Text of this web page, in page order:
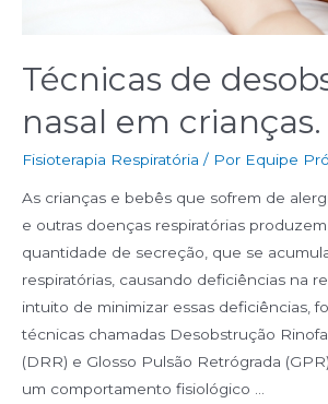
Técnicas de
nasal em crianças.
Fisioterapia Respiratória / Por Equipe
As crianças e bebês que sofrem de
e outras doenças respiratórias
quantidade de secreção, que se
respiratórias, causando deficiências na
intuito de minimizar essas deficiências,
técnicas chamadas Desobstrução
(DRR) e Glosso Pulsão Retrógrada
um comportamento fisiológico …